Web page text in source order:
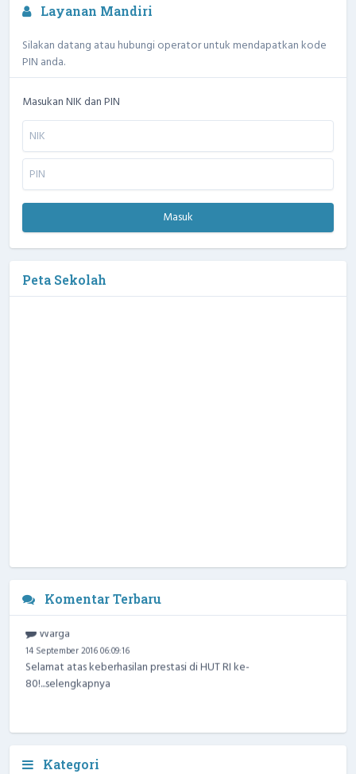
Layanan Mandiri
Silakan datang atau hubungi operator untuk mendapatkan kode
PIN anda.
Masukan NIK dan PIN
Masuk
Peta Sekolah
Komentar Terbaru
Warga
14 September 2016 06:09:16
Selamat atas keberhasilan prestasi di HUT RI ke-
80!...selengkapnya
Kategori